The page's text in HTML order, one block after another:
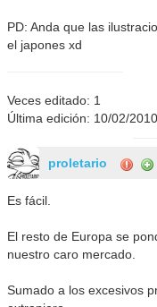
PD: Anda que las
el japones xd
Veces editado: 1
Última edición: 10/02/
proletario
Es fácil.
El resto de Europa se
nuestro caro mercado.
Sumado a los excesivos